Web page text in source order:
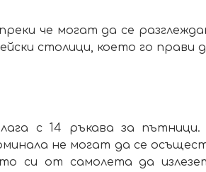
че могат да се
столици, което го прави
с 14 ръкава за
не могат да се
си от самолета да